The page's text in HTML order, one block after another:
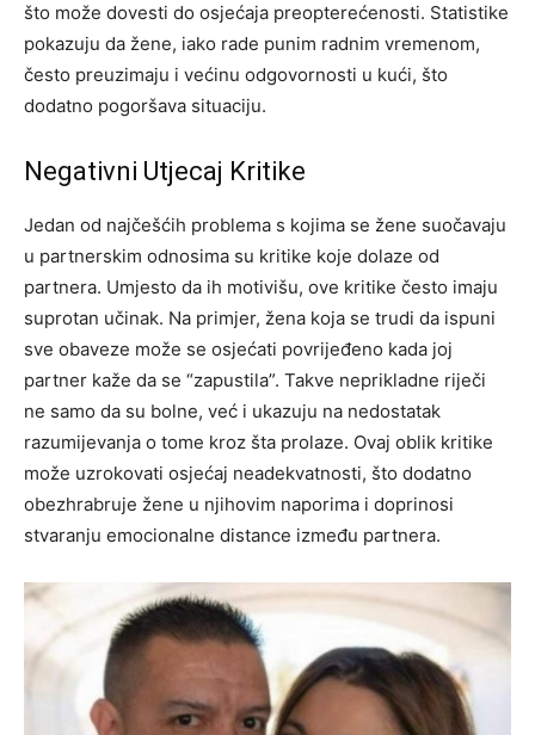
što može dovesti do osjećaja preopterećenosti. Statistike
pokazuju da žene, iako rade punim radnim vremenom,
često preuzimaju i većinu odgovornosti u kući, što
dodatno pogoršava situaciju.
Negativni Utjecaj Kritike
Jedan od najčešćih problema s kojima se žene suočavaju
u partnerskim odnosima su kritike koje dolaze od
partnera. Umjesto da ih motivišu, ove kritike često imaju
suprotan učinak. Na primjer, žena koja se trudi da ispuni
sve obaveze može se osjećati povrijeđeno kada joj
partner kaže da se “zapustila”. Takve neprikladne riječi
ne samo da su bolne, već i ukazuju na nedostatak
razumijevanja o tome kroz šta prolaze. Ovaj oblik kritike
može uzrokovati osjećaj neadekvatnosti, što dodatno
obezhrabruje žene u njihovim naporima i doprinosi
stvaranju emocionalne distance između partnera.